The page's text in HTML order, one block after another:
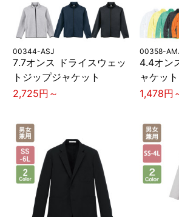
00344-ASJ
7.7オンス ドライスウェッ
トジップジャケット
2,725円～
00358-
4.4オン
ャケット
1,478円